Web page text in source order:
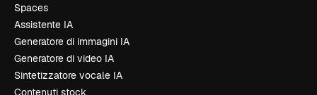
Spaces
Assistente IA
Generatore di immagini IA
Generatore di video IA
Sintetizzatore vocale IA
Contenuti stock